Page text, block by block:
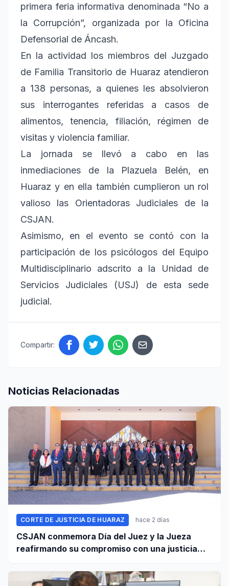
primera feria informativa denominada “No a
la Corrupción”, organizada por la Oficina
Defensorial de Áncash.
En la actividad los miembros del Juzgado
de Familia Transitorio de Huaraz atendieron
a 138 personas, a quienes les absolvieron
sus interrogantes referidas a casos de
alimentos, tenencia, filiación, régimen de
visitas y violencia familiar.
La jornada se llevó a cabo en las
inmediaciones de la Plazuela Belén, en
Huaraz y en ella también cumplieron un rol
valioso las Orientadoras Judiciales de la
CSJAN.
Asimismo, en el evento se contó con la
participación de los psicólogos del Equipo
Multidisciplinario adscrito a la Unidad de
Servicios Judiciales (USJ) de esta sede
judicial.
Compartir:
Noticias Relacionadas
CORTE DE JUSTICIA DE HUARAZ hace 2 días
CSJAN conmemora Día del Juez y la Jueza
reafirmando su compromiso con una justicia